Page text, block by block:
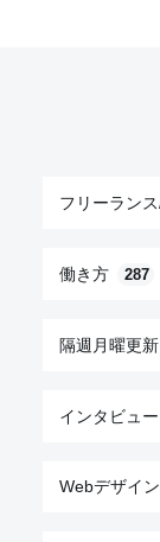
フリーラン
働き方 287
隔週月曜更
インタビュー
Webデザイン